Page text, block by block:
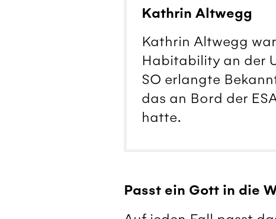
Kathrin Altwegg
Kathrin Altwegg
Habitability an der
SO erlangte
das an Bord der
hatte.
Passt ein Gott in die